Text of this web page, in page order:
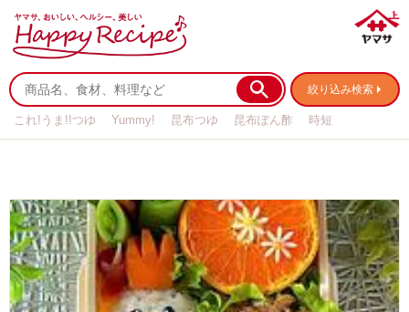
絞り込み検索
これ!うま!!つゆ Yummy! 昆布つゆ 昆布ぽん酢
時短